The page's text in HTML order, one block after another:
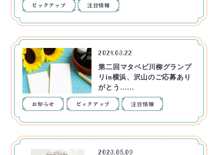
ピックアップ 注目情報
2024.03.22
第二回マタベビ川柳グランプ
リin横浜、沢山のご応募あり
がとう……
お知らせ ピックアップ 注目情報
2023.05.09